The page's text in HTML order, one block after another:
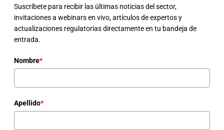
Suscríbete para recibir las últimas noticias del sector,
invitaciones a webinars en vivo, artículos de expertos y
actualizaciones regulatorias directamente en tu bandeja de
entrada.
Nombre*
Apellido*